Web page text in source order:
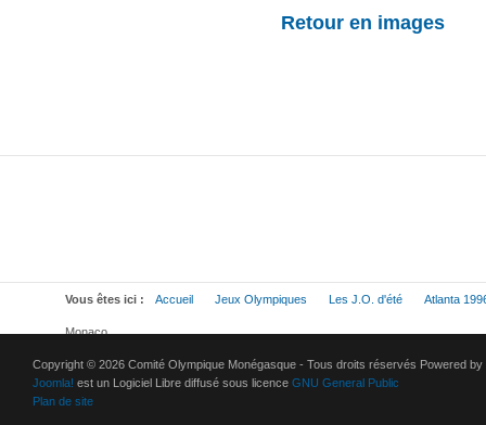
Retour en images
Vous êtes ici : Accueil Jeux Olympiques Les J.O. d'été Atlanta
Monaco
Copyright © 2026 Comité Olympique Monégasque - Tous droits réservés Powered by
Joomla! est un Logiciel Libre diffusé sous licence GNU General Public
Plan de site